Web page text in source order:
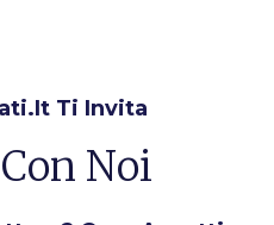
Ti Invita
Noi